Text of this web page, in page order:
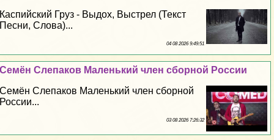
Каспийский Груз - Выдох, Выстрел (Текст
Песни, Слова)...
04 08 2026 9:49:51
Семён Слепаков Маленький члeн сборной России
Семён Слепаков Маленький члeн сборной
России...
03 08 2026 7:26:32